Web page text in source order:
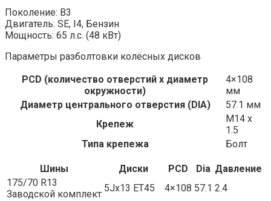
Поколение: B3
Двигатель: SE, I4, Бензин
Мощность: 65 л.с. (48 кВт)
Параметры разболтовки колёсных дисков
PCD (количество отверстий x диаметр
окружности)
4×108
мм
Диаметр центрального отверстия (DIA)
57.1 мм
Крепеж
M14 x
1.5
Типа крепежа
Болт
Шины Диски PCD Dia Давление
175/70 R13
Заводской комплект
5Jx13 ET45 4×108 57.1 2.4